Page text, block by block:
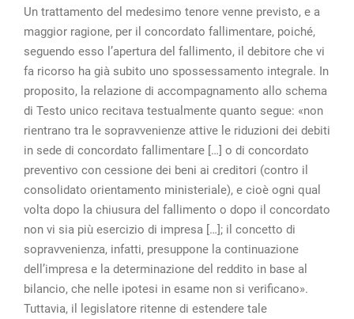
Un trattamento del medesimo tenore venne previsto, e a
maggior ragione, per il concordato fallimentare, poiché,
seguendo esso l’apertura del fallimento, il debitore che vi
fa ricorso ha già subito uno spossessamento integrale. In
proposito, la relazione di accompagnamento allo schema
di Testo unico recitava testualmente quanto segue: «non
rientrano tra le sopravvenienze attive le riduzioni dei debiti
in sede di concordato fallimentare […] o di concordato
preventivo con cessione dei beni ai creditori (contro il
consolidato orientamento ministeriale), e cioè ogni qual
volta dopo la chiusura del fallimento o dopo il concordato
non vi sia più esercizio di impresa […]; il concetto di
sopravvenienza, infatti, presuppone la continuazione
dell’impresa e la determinazione del reddito in base al
bilancio, che nelle ipotesi in esame non si verificano».
Tuttavia, il legislatore ritenne di estendere tale